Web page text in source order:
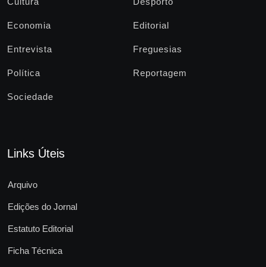
Economia Editorial
Entrevista Freguesias
Política Reportagem
Sociedade
Links Úteis
Arquivo
Edições do Jornal
Estatuto Editorial
Ficha Técnica